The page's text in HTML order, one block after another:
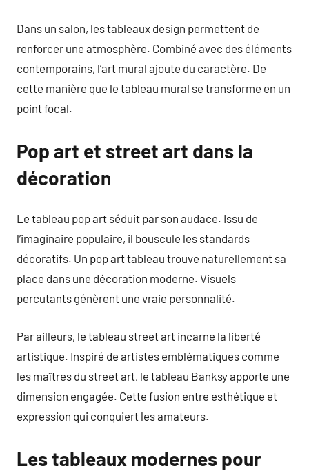
Dans un salon, les tableaux design permettent de
renforcer une atmosphère. Combiné avec des éléments
contemporains, l’art mural ajoute du caractère. De
cette manière que le tableau mural se transforme en un
point focal.
Pop art et street art dans la
décoration
Le tableau pop art séduit par son audace. Issu de
l’imaginaire populaire, il bouscule les standards
décoratifs. Un pop art tableau trouve naturellement sa
place dans une décoration moderne. Visuels
percutants génèrent une vraie personnalité.
Par ailleurs, le tableau street art incarne la liberté
artistique. Inspiré de artistes emblématiques comme
les maîtres du street art, le tableau Banksy apporte une
dimension engagée. Cette fusion entre esthétique et
expression qui conquiert les amateurs.
Les tableaux modernes pour